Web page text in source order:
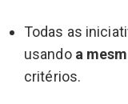
Todas as
usando a
critérios.